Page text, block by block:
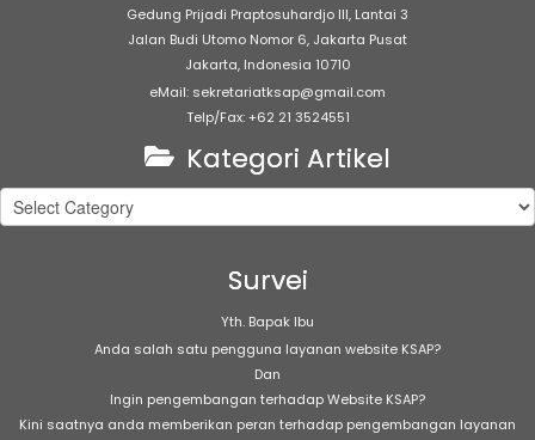
Gedung Prijadi Praptosuhardjo III, Lantai 3
Jalan Budi Utomo Nomor 6, Jakarta Pusat
Jakarta, Indonesia 10710
eMail: sekretariatksap@gmail.com
Telp/Fax: +62 21 3524551
Kategori Artikel
Kategori
Artikel
Survei
Yth. Bapak Ibu
Anda salah satu pengguna layanan website KSAP?
Dan
Ingin pengembangan terhadap Website KSAP?
Kini saatnya anda memberikan peran terhadap pengembangan layanan